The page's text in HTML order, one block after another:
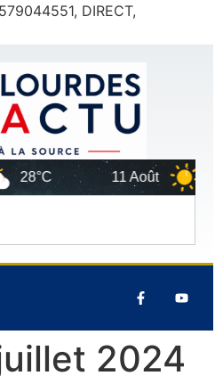
DIRECT,
28°C 11 Août
2024